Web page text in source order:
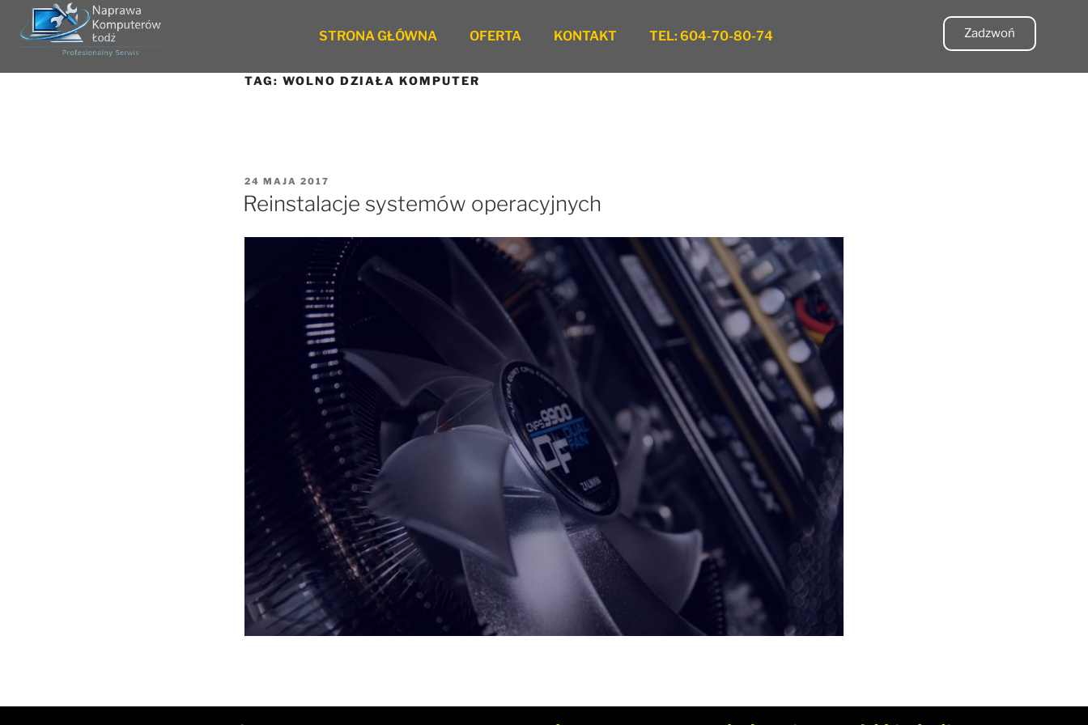
STRONA GŁÓWNA OFERTA KONTAKT TEL: 604-70-80-74 Zadzwoń
TAG: WOLNO DZIAŁA KOMPUTER
24 MAJA 2017
Reinstalacje systemów operacyjnych